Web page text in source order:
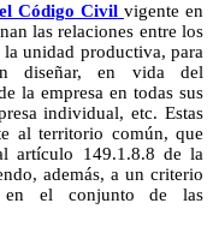
Código Civil vigente en
las relaciones entre los
unidad productiva, para
diseñar, en vida del
la empresa en todas sus
individual, etc. Estas
al territorio común, que
artículo 149.1.8.8 de la
además, a un criterio
en el conjunto de las